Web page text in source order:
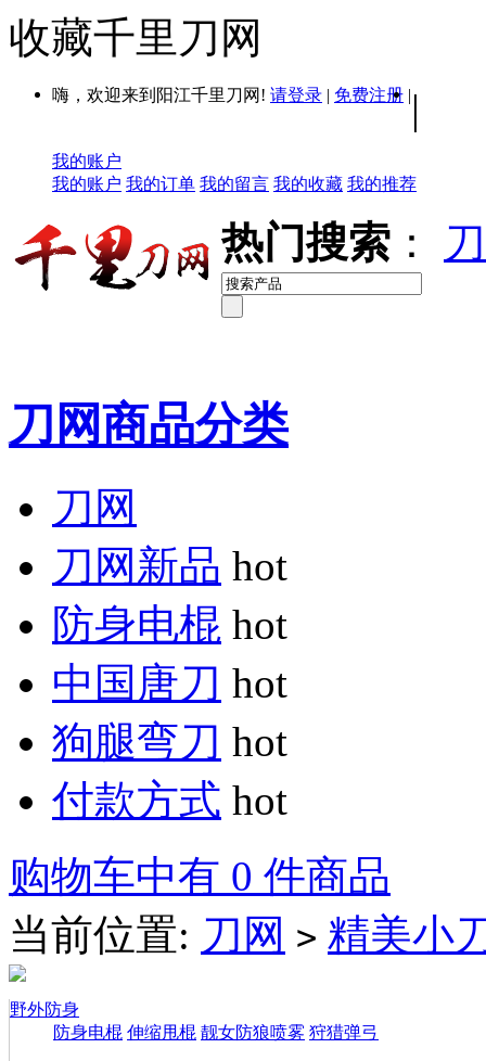
收藏千里刀网
嗨，欢迎来到阳江千里刀网! 请登录 | 免费注册 | |
我的账户
我的账户 我的订单 我的留言 我的收藏 我的推荐
热门搜索 ：
刀网商品分类
刀网
刀网新品 hot
防身电棍 hot
中国唐刀 hot
狗腿弯刀 hot
付款方式 hot
购物车中有 0 件商品
当前位置: 刀网 > 精美小
野外防身
防身电棍 伸缩甩棍 靓女防狼喷雾 狩猎弹弓